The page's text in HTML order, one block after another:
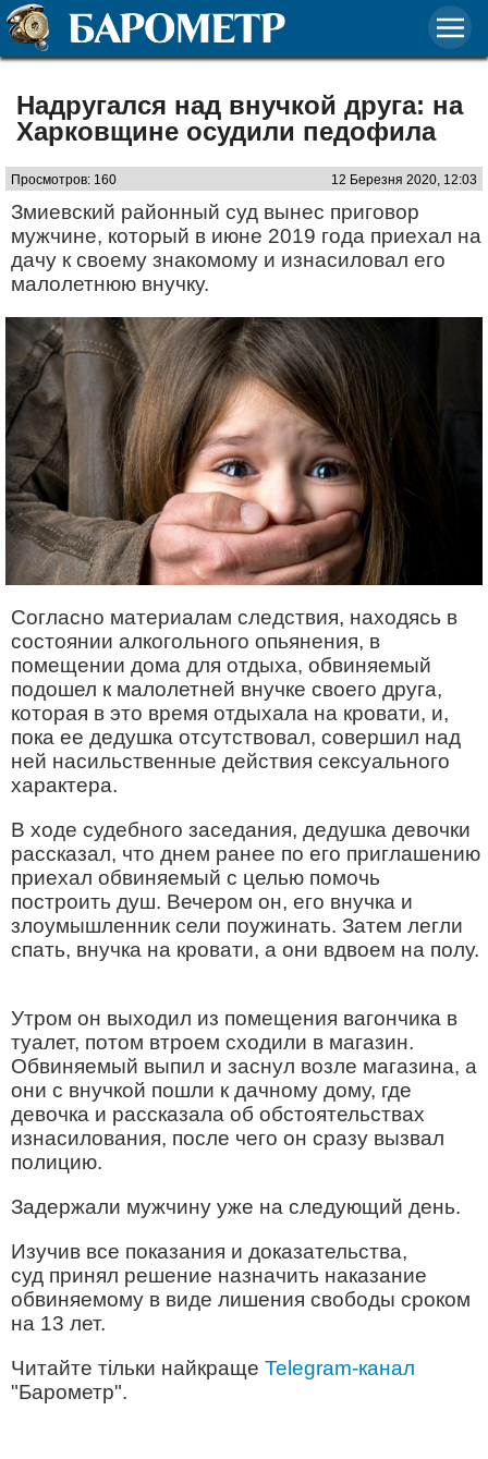
Надругался над внучкой друга: на
Харковщине осудили педофила
Просмотров: 160 12 Березня 2020, 12:03
Змиевский районный суд вынес приговор
мужчине, который в июне 2019 года приехал на
дачу к своему знакомому и изнасиловал его
малолетнюю внучку.
Согласно материалам следствия, находясь в
состоянии алкогольного опьянения, в
помещении дома для отдыха, обвиняемый
подошел к малолетней внучке своего друга,
которая в это время отдыхала на кровати, и,
пока ее дедушка отсутствовал, совершил над
ней насильственные действия сексуального
характера.
В ходе судебного заседания, дедушка девочки
рассказал, что днем ранее по его приглашению
приехал обвиняемый с целью помочь
построить душ. Вечером он, его внучка и
злоумышленник сели поужинать. Затем легли
спать, внучка на кровати, а они вдвоем на полу.
Утром он выходил из помещения вагончика в
туалет, потом втроем сходили в магазин.
Обвиняемый выпил и заснул возле магазина, а
они с внучкой пошли к дачному дому, где
девочка и рассказала об обстоятельствах
изнасилования, после чего он сразу вызвал
полицию.
Задержали мужчину уже на следующий день.
Изучив все показания и доказательства,
суд принял решение назначить наказание
обвиняемому в виде лишения свободы сроком
на 13 лет.
Читайте тільки найкраще Telegram-канал
"Барометр".